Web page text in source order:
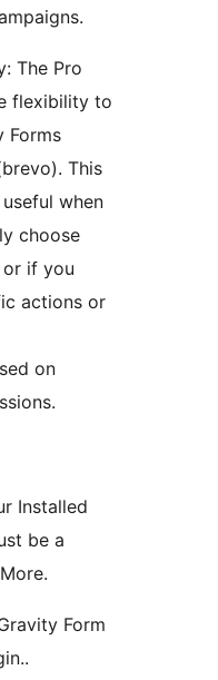
The Pro
flexibility to
Forms
This
when
choose
if you
actions or
on
Installed
be a
Form